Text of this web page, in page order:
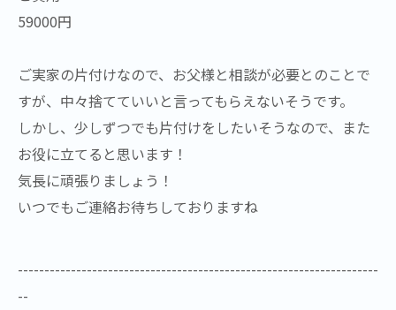
59000円
ご実家の片付けなので、お父様と相談が必要とのことで
すが、中々捨てていいと言ってもらえないそうです。
しかし、少しずつでも片付けをしたいそうなので、また
お役に立てると思います！
気長に頑張りましょう！
いつでもご連絡お待ちしておりますね
--------------------------------------------------------------------
--